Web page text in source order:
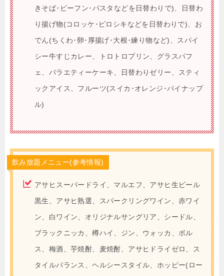
きそば･ビーフン･パスタなどを日替わりで)、日替わ
り揚げ物(コロッケ･ピロシキなどを日替わりで)、お
でん(ちくわ･卵･厚揚げ･大根･練り物など)、スパイ
シー牛すじカレー、トロトロプリン、グラスパフ
ェ、バラエティーケーキ、日替わりゼリー、スティ
ックアイス、フルーツ(スイカ･オレンジ･パイナップ
ル)
飲み放題メニュー(参考情報)
アサヒスーパードライ、マルエフ、アサヒ生ビール
黒生、アサヒ熟選、スパークリングワイン、赤ワイ
ン、白ワイン、オリジナルサングリア、シードル、
ブラックニッカ、樽ハイ、ジン、ウォッカ、ボル
ス、梅酒、芋焼酎、麦焼酎、アサヒドライゼロ、ス
タイルバランス、ヘルシースタイル、ホッピー(ロー